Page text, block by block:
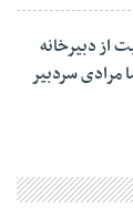
از دبیرخانه
مرادی سردبیر